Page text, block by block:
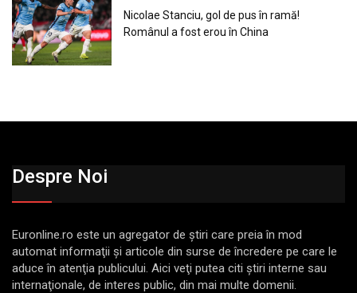
Nicolae Stanciu, gol de pus în ramă!
Românul a fost erou în China
Despre Noi
Euronline.ro este un agregator de ştiri care preia în mod
automat informaţii şi articole din surse de încredere pe care le
aduce în atenţia publicului. Aici veţi putea citi ştiri interne sau
internaţionale, de interes public, din mai multe domenii.